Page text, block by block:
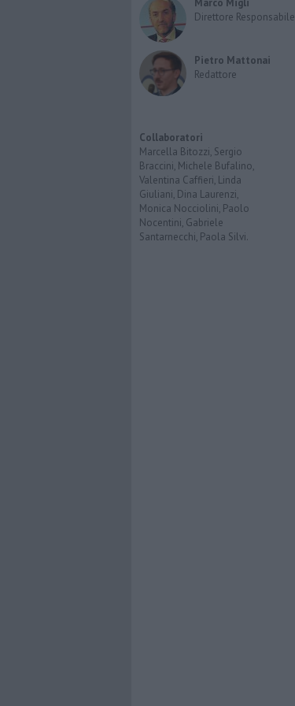
Marco Migli
Direttore Responsabile
Pietro Mattonai
Redattore
Collaboratori
Marcella Bitozzi, Sergio
Braccini, Michele Bufalino,
Valentina Caffieri, Linda
Giuliani, Dina Laurenzi,
Monica Nocciolini, Paolo
Nocentini, Gabriele
Santarnecchi, Paola Silvi.